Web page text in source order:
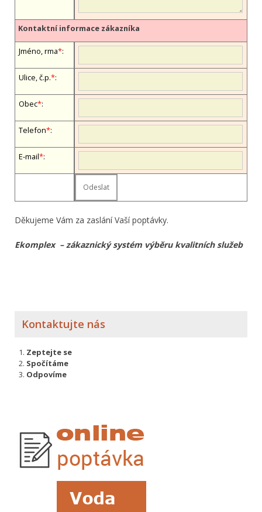
Kontaktní informace zákazníka
Jméno, firma*:
Ulice, č.p.*:
Obec*:
Telefon*:
E-mail*:
Děkujeme Vám za zaslání Vaší poptávky.
Ekomplex – zákaznický systém výběru kvalitních služeb
Kontaktujte nás
Zeptejte se
Spočítáme
Odpovíme